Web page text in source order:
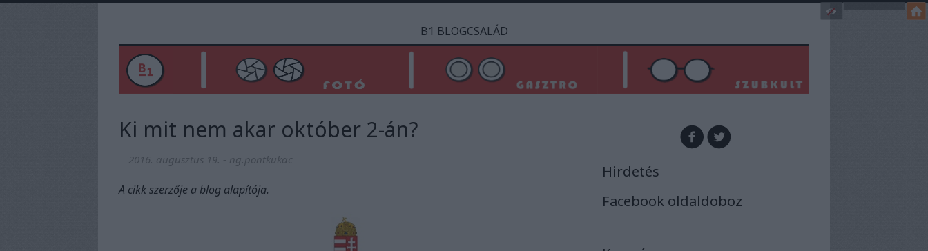
B1 BLOGCSALÁD
Ki mit nem akar október 2-án?
2016. augusztus 19. - ng.pontkukac
A cikk szerzője a blog alapítója.
Hirdetés
Facebook oldaldoboz